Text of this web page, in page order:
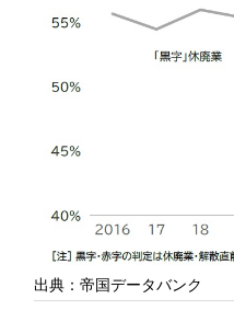
出典：帝国データバンク